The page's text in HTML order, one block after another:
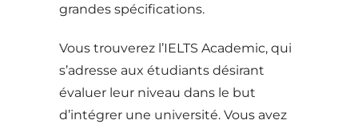
grandes spécifications.
Vous trouverez l’IELTS Academic, qui
s’adresse aux étudiants désirant
évaluer leur niveau dans le but
d’intégrer une université. Vous avez